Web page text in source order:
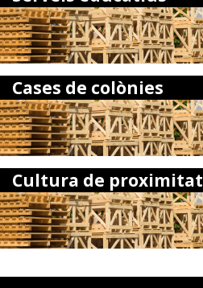
Cases de colònies
Cultura de proximitat